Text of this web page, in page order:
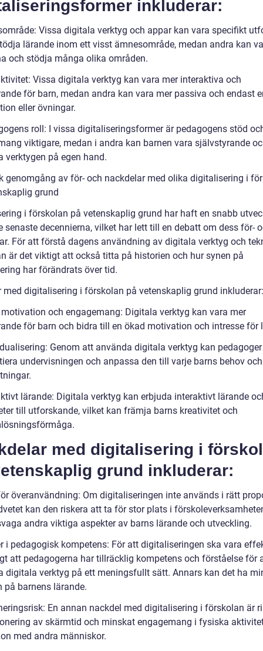
inkluderar:
Vissa digitala verktyg och appar kan vara specifikt
lärande inom ett visst ämnesområde, medan andra kan
och stödja många olika områden.
Vissa digitala verktyg kan vara mer interaktiva och
för barn, medan andra kan vara mer passiva och endast
eller övningar.
roll: I vissa digitaliseringsformer är pedagogens stöd
viktigare, medan i andra kan barnen vara självstyrande
verktygen på egen hand.
genomgång av för- och nackdelar med olika digitalisering i
grund
i förskolan på vetenskaplig grund har haft en snabb
senaste decennierna, vilket har lett till en debatt om dess för-
För att förstå dagens användning av digitala verktyg och
är det viktigt att också titta på historien och hur synen på
har förändrats över tid.
med digitalisering i förskolan på vetenskaplig grund inkluderar:
och engagemang: Digitala verktyg kan vara mer
för barn och bidra till en ökad motivation och intresse för
Genom att använda digitala verktyg kan pedagoger
undervisningen och anpassa den till varje barns behov och
lärande: Digitala verktyg kan erbjuda interaktivt lärande
till utforskande, vilket kan främja barns kreativitet och
med digitalisering i
grund inkluderar:
överanvändning: Om digitaliseringen inte används i rätt
kan den riskera att ta för stor plats i
andra viktiga aspekter av barns lärande och utveckling.
i pedagogisk kompetens: För att digitaliseringen ska vara
att pedagogerna har tillräcklig kompetens och förståelse för
digitala verktyg på ett meningsfullt sätt. Annars kan det ha
på barnens lärande.
En annan nackdel med digitalisering i förskolan är
av skärmtid och minskat engagemang i fysiska
med andra människor.